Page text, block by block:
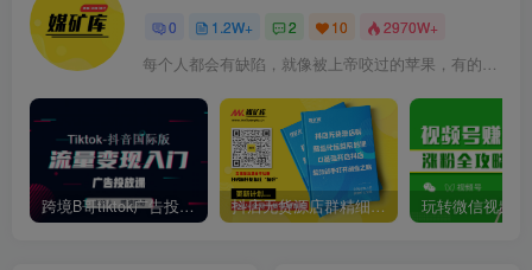
0 1.2W+ 2 10 2970W+
跨境B哥tiktok广告投放课，带你快速入门tiktok广告投放价值1680元 抖店无货源店群精细化运营系列课，帮助0基础新手开启抖店创业之路价值888元